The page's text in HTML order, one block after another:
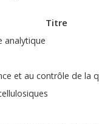
Titre
analytique
et au contrôle de la